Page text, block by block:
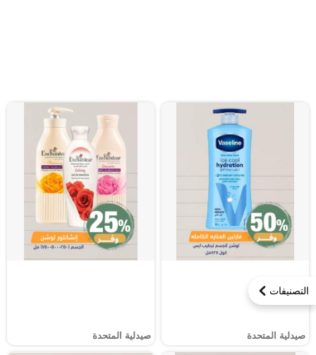
التصنيفات
صيدلية المتحدة صيدلية المتحدة